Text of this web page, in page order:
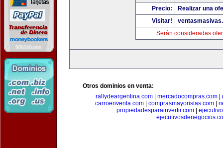
Precio:
Realizar una
Visitar!
Serán consideradas
Otros dominios en venta:
rallydeargentina.com
mercadocompras.com
carroenventa.com| comprasmayoristas.com|
propiedadesparainvertir.com